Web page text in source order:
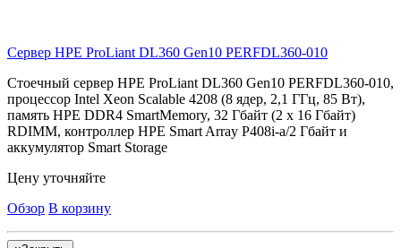
Сервер HPE ProLiant DL360 Gen10 PERFDL360-010
Стоечный сервер HPE ProLiant DL360 Gen10 PERFDL360-010,
процессор Intel Xeon Scalable 4208 (8 ядер, 2,1 ГГц, 85 Вт),
память HPE DDR4 SmartMemory, 32 Гбайт (2 x 16 Гбайт)
RDIMM, контроллер HPE Smart Array P408i-a/2 Гбайт и
аккумулятор Smart Storage
Цену уточняйте
Обзор В корзину